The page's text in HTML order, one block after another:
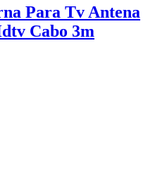
Para Tv Antena
Cabo 3m